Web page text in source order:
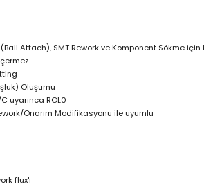
Attach), SMT Rework ve Komponent Sökme için
Oluşumu
uyarınca ROL0
Onarım Modifikasyonu ile uyumlu
flux'ı